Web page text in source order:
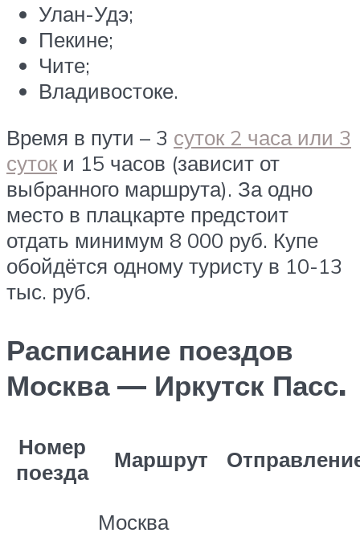
Улан-Удэ;
Пекине;
Чите;
Владивостоке.
Время в пути – 3 суток 2 часа или 3
суток и 15 часов (зависит от
выбранного маршрута). За одно
место в плацкарте предстоит
отдать минимум 8 000 руб. Купе
обойдётся одному туристу в 10-13
тыс. руб.
Расписание поездов
Москва — Иркутск Пасс.
Номер
поезда
Маршрут
Москва